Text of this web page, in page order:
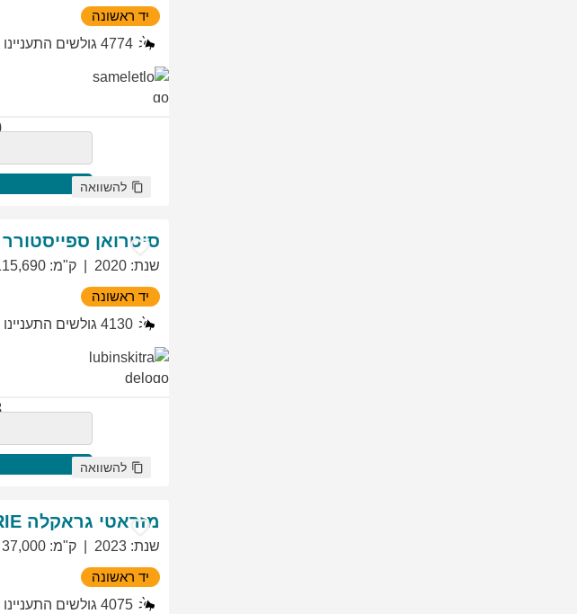
יד ראשונה
4774 גולשים
להשוואה
סיטרואן ספייסטורר
שנת:
2020 ק"מ:
יד ראשונה
4130 גולשים
להשוואה
מזראטי גראקלה
שנת:
2023 ק"מ:
37,000
יד ראשונה
4075 גולשים